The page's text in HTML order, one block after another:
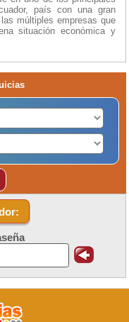
país con una gran
múltiples empresas que
situación económica y